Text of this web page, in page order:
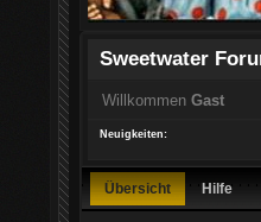
Sweetwater
Willkommen Gast
Neuigkeiten:
Übersicht Hilfe